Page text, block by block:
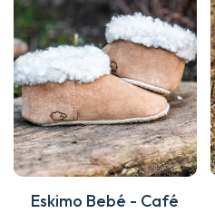
Eskimo Bebé - Café